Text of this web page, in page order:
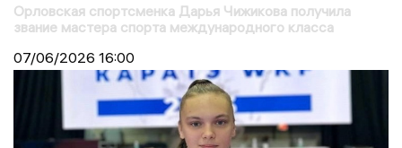
Орловская спортсменка Дарья Чижикова получила
звание мастера спорта международного класса
07/06/2026 16:00